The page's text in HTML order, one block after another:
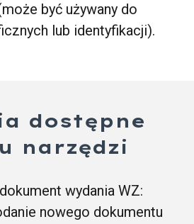
być używany do
lub identyfikacji).
dostępne
narzędzi
wydania WZ:
nowego dokumentu